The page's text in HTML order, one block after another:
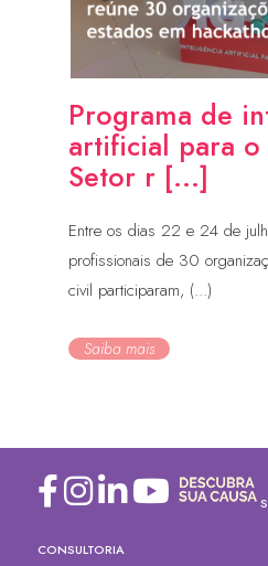
Programa de
artificial para o
Setor r [...]
Entre os dias 22 e 24 de
profissionais de 30
civil participaram, (...)
Saiba mais
CONSULTORIA